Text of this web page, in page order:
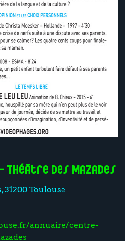
des Mazades
31200 Toulouse
annuaire/centre-